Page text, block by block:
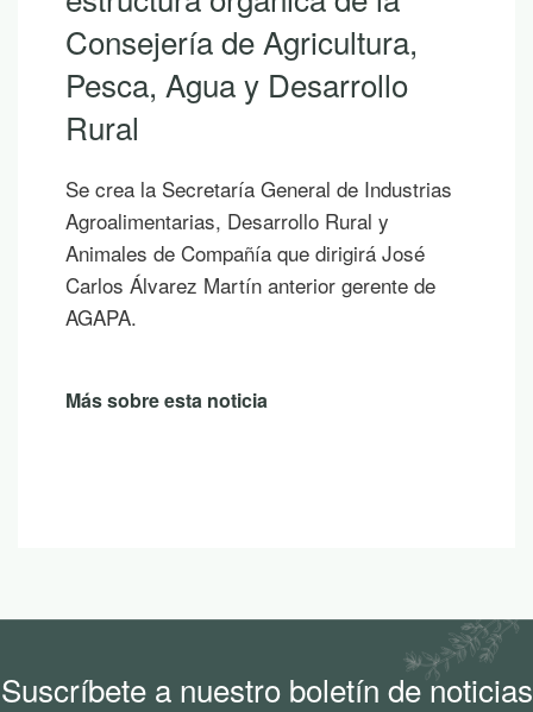
Consejería de Agricultura,
Pesca, Agua y Desarrollo
Rural
Se crea la Secretaría General de Industrias
Agroalimentarias, Desarrollo Rural y
Animales de Compañía que dirigirá José
Carlos Álvarez Martín anterior gerente de
AGAPA.
Más sobre esta noticia
Suscríbete a nuestro boletín de noticias